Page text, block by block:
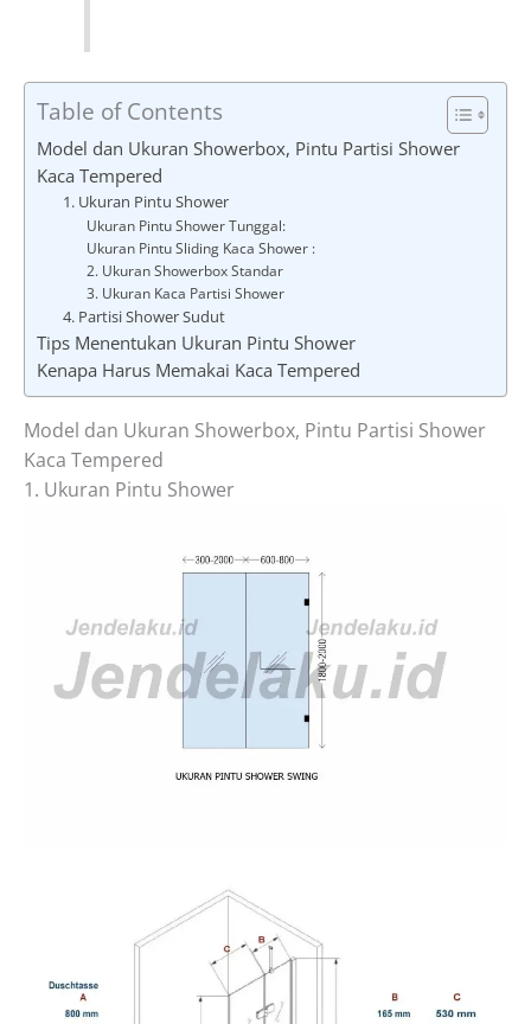
Table of Contents
Model dan Ukuran Showerbox, Pintu Partisi Shower
Kaca Tempered
1. Ukuran Pintu Shower
Ukuran Pintu Shower Tunggal:
Ukuran Pintu Sliding Kaca Shower :
2. Ukuran Showerbox Standar
3. Ukuran Kaca Partisi Shower
4. Partisi Shower Sudut
Tips Menentukan Ukuran Pintu Shower
Kenapa Harus Memakai Kaca Tempered
Model dan Ukuran Showerbox, Pintu Partisi Shower
Kaca Tempered
1. Ukuran Pintu Shower